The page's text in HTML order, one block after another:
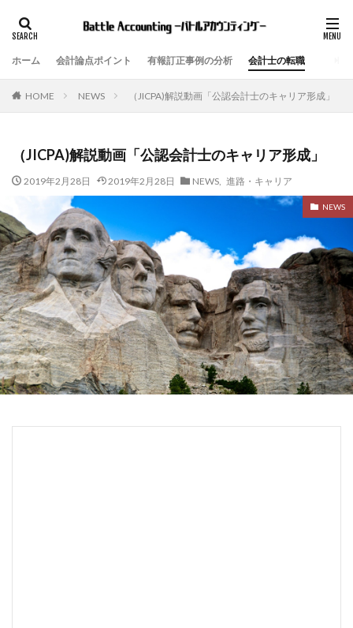
ホーム 会計論点ポイント 有報訂正事例の分析 会計士の転職
HOME NEWS （JICPA)解説動画「公認会計士のキャリア形成」
（JICPA)解説動画「公認会計士のキャリア形成」
2019年2月28日 2019年2月28日 NEWS, 進路・キャリア
NEWS